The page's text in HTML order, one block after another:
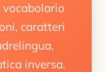
vocabolario
caratteri
inversa.